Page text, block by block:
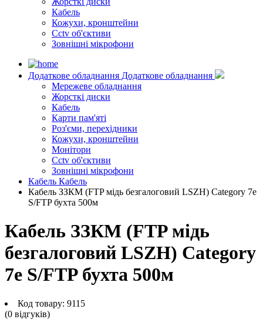
Кабель
Кожухи, кронштейни
Cctv об'єктиви
Зовнішні мікрофони
Додаткове обладнання Додаткове обладнання
Мережеве обладнання
Жорсткі диски
Кабель
Карти пам'яті
Роз'єми, перехідники
Кожухи, кронштейни
Монітори
Cctv об'єктиви
Зовнішні мікрофони
Кабель Кабель
Кабель ЗЗКМ (FTP мідь безгалоговий LSZH) Category 7e
S/FTP бухта 500м
Кабель ЗЗКМ (FTP мідь
безгалоговий LSZH) Category
7e S/FTP бухта 500м
Код товару: 9115
(0 вiдгукiв)